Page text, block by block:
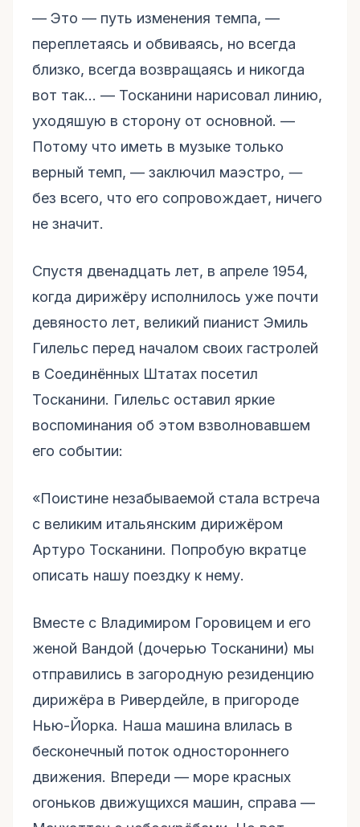
–– Это –– путь изменения темпа, ––
переплетаясь и обвиваясь, но всегда
близко, всегда возвращаясь и никогда
вот так… — Тосканини нарисовал линию,
уходяшую в сторону от основной. —
Потому что иметь в музыке только
верный темп, –– заключил маэстро, ―
без всего, что его сопровождает, ничего
не значит.
Спустя двенадцать лет, в апреле 1954,
когда дирижёру исполнилось уже почти
девяносто лет, великий пианист Эмиль
Гилельс перед началом своих гастролей
в Соединённых Штатах посетил
Тосканини. Гилельс оставил яркие
воспоминания об этом взволновавшем
его событии:
«Поистине незабываемой стала встреча
с великим итальянским дирижёром
Артуро Тосканини. Попробую вкратце
описать нашу поездку к нему.
Вместе с Владимиром Горовицем и его
женой Вандой (дочерью Тосканини) мы
отправились в загородную резиденцию
дирижёра в Ривердейле, в пригороде
Нью-Йорка. Наша машина влилась в
бесконечный поток одностороннего
движения. Впереди –– море красных
огоньков движущихся машин, справа ––